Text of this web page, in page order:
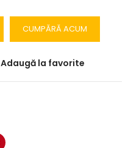
CUMPĂRĂ ACUM
Adaugă la favorite